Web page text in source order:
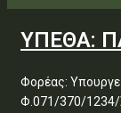
ΥΠΕΘΑ:
Φορέας:
Φ.071/370/